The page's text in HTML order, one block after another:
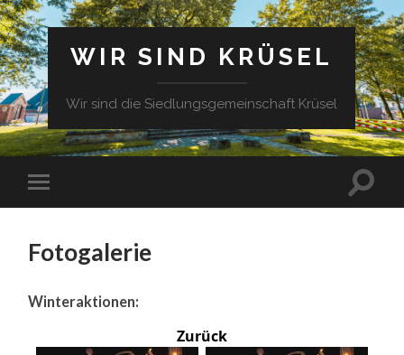
WIR SIND KRÜSEL
Wir sind die Siedlungsgemeinschaft Krüsel
Fotogalerie
Winteraktionen:
Zurück